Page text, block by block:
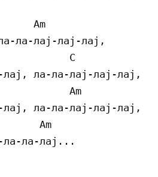
Am
ла-лај-лај-лај,
C
ла-ла-лај-лај-лај,
Am
ла-ла-лај-лај-лај,
Am
ла-лај...